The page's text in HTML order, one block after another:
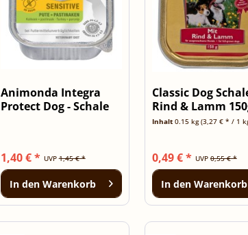
Animonda Integra
Protect Dog - Schale
UVP1,45 € *
1,40 € *
In den Warenkorb
Classic Dog
Rind & Lamm
Inhalt 0.15 kg(3,27 € * / 1
UVP0,55 € *
0,49 € *
In den Warenkorb